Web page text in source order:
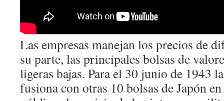
Las empresas manejan los precios de
su parte, las principales bolsas de
ligeras bajas. Para el 30 junio de 1943
fusiona con otras 10 bolsas de Japón